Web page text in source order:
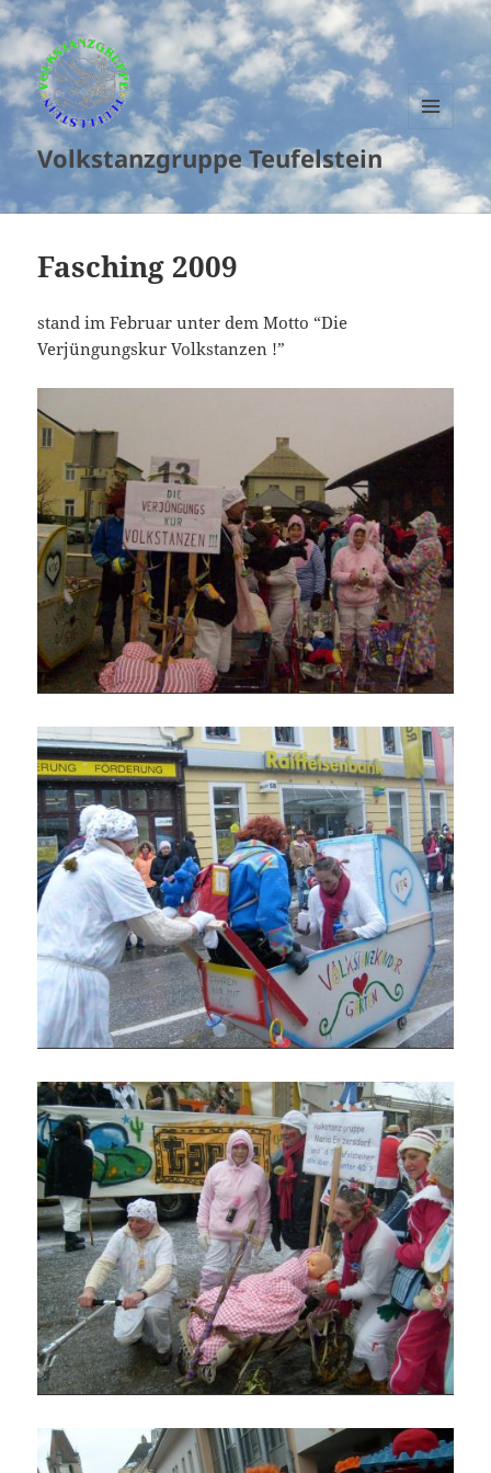
Volkstanzgruppe Teufelstein
MENU
AND
WIDGETS
Fasching 2009
stand im Februar unter dem Motto “Die
Verjüngungskur Volkstanzen !”